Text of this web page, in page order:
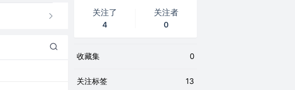
关注了
4
关注者
0
收藏集 0
关注标签 13